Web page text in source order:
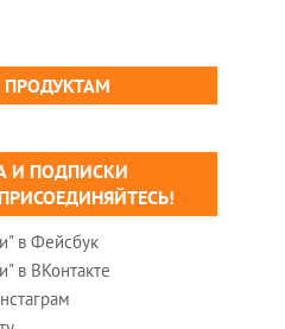
И ПОДПИСКИ
в Фейсбук
в ВКонтакте